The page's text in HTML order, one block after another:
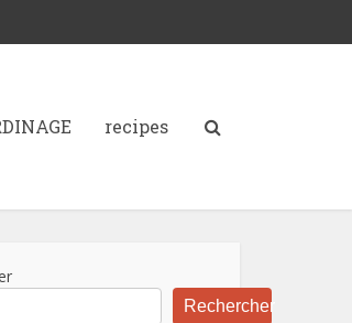
recipes
Rechercher